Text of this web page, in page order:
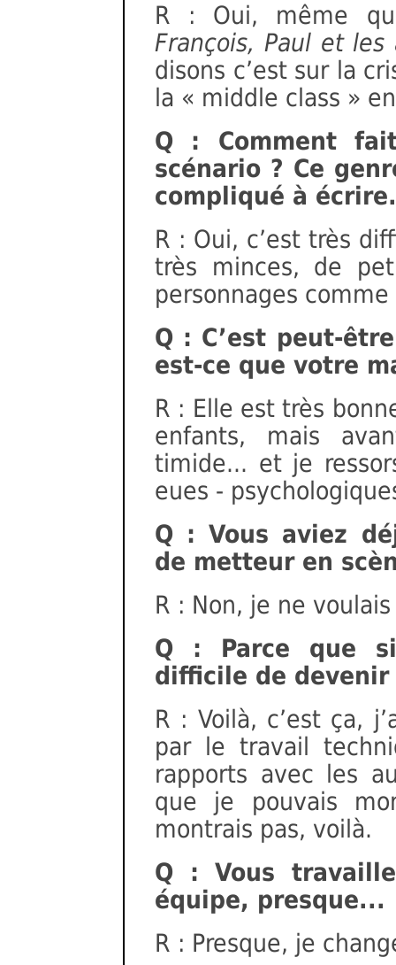
R : Oui, même
François, Paul et les
disons c’est sur la
la « middle class »
Q : Comment
scénario ? Ce
compliqué à
R : Oui, c’est très
très minces, de
personnages
Q : C’est peut-
est-ce que votre
R : Elle est très
enfants, mais
timide... et je
eues -
Q : Vous aviez
de metteur en
R : Non, je ne
Q : Parce que
difficile de
R : Voilà, c’est ça,
par le travail
rapports avec les
que je pouvais
montrais pas, voilà.
Q : Vous
équipe, presque...
R : Presque, je